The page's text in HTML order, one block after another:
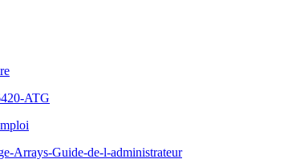
ATG
Arrays-Guide-de-l-administrateur